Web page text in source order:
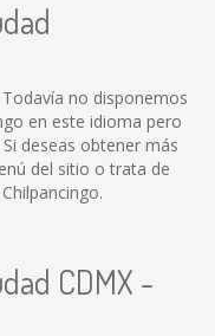
no disponemos
en este idioma pero
deseas obtener más
del sitio o trata de
CDMX -